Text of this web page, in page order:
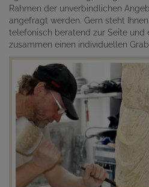
Rahmen der unverbindlichen
angefragt werden. Gern steht
telefonisch beratend zur Seite und
zusammen einen individuellen